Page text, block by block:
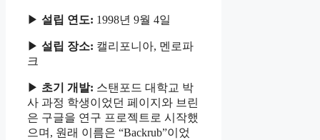
▶ 설립 연도: 1998년 9월 4일
▶ 설립 장소: 캘리포니아, 멘로파
크
▶ 초기 개발: 스탠포드 대학교 박
사 과정 학생이었던 페이지와 브린
은 구글을 연구 프로젝트로 시작했
으며, 원래 이름은 “Backrub”이었